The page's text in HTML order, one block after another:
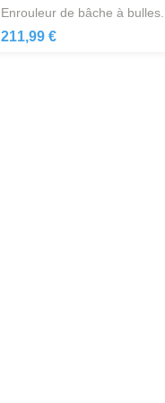
enrouleur de bâche à bulles...
211,99 €
